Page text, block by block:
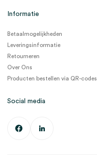
Informatie
Betaalmogelijkheden
Leveringsinformatie
Retourneren
Over Ons
Producten bestellen via QR-codes
Social media